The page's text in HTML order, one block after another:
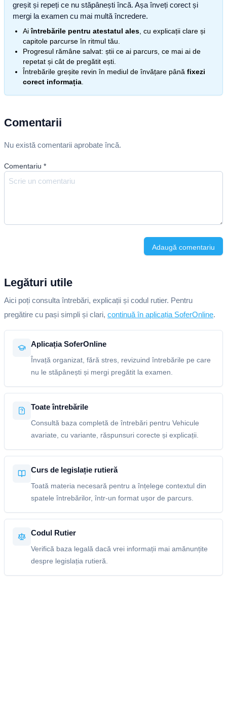
greșit și repeți ce nu stăpânești încă. Așa înveți corect și
mergi la examen cu mai multă încredere.
Aiîntrebările pentru atestatul ales , cu explicații clare și
capitole parcurse în ritmul tău.
Progresul rămâne salvat: știi ce ai parcurs, ce mai ai de
repetat și cât de pregătit ești.
Întrebările greșite revin în mediul de învățare până fixezi
corect informația
Comentarii
Nu există comentarii aprobate încă.
Comentariu *
Adaugă comentariu
Legături utile
Aici poți consulta întrebări, explicații și codul rutier. Pentru
pregătire cu pași simpli și clari, continuă în aplicația SoferOnline.
Aplicația SoferOnline
Învață organizat, fără stres, revizuind întrebările pe care
nu le stăpânești și mergi pregătit la examen.
Toate întrebările
Consultă baza completă de întrebări pentru Vehicule
avariate, cu variante, răspunsuri corecte și explicații.
Curs de legislație rutieră
Toată materia necesară pentru a înțelege contextul din
spatele întrebărilor, într-un format ușor de parcurs.
Codul Rutier
Verifică baza legală dacă vrei informații mai amănunțite
despre legislația rutieră.